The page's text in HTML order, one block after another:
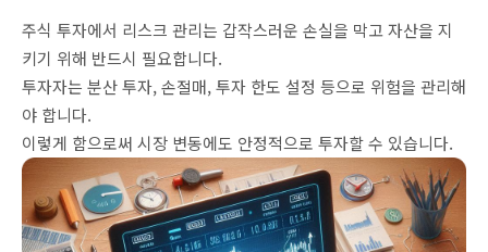
주식 투자에서 리스크 관리는 갑작스러운 손실을 막고 자산을 지
키기 위해 반드시 필요합니다.
투자자는 분산 투자, 손절매, 투자 한도 설정 등으로 위험을 관리해
야 합니다.
이렇게 함으로써 시장 변동에도 안정적으로 투자할 수 있습니다.